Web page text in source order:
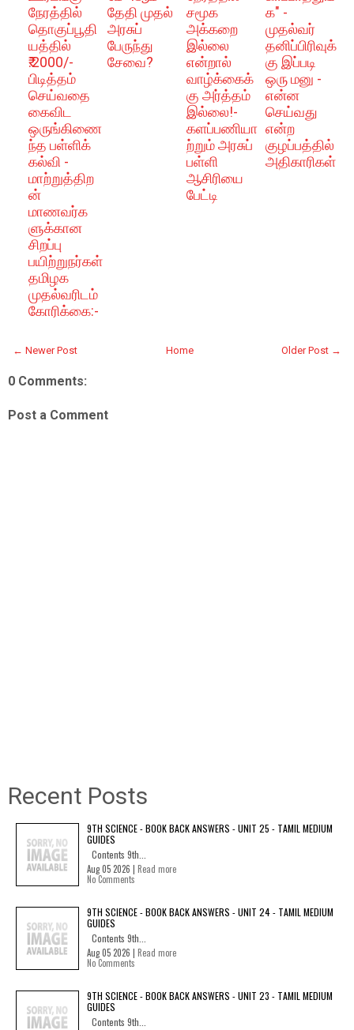
நேரத்தில்
தொகுப்பூதி
யத்தில்
₹.2000/-
பிடித்தம்
செய்வதை
கைவிட
ஒருங்கிணை
ந்த பள்ளிக்
கல்வி -
மாற்றுத்திற
ன்
மாணவர்க
ளுக்கான
சிறப்பு
பயிற்றுநர்கள்
தமிழக
முதல்வரிடம்
கோரிக்கை:-
தேதி முதல்
அரசுப்
பேருந்து
சேவை?
சமூக
அக்கறை
இல்லை
என்றால்
வாழ்க்கைக்
கு அர்த்தம்
இல்லை!-
களப்பணியா
ற்றும் அரசுப்
பள்ளி
ஆசிரியை
பேட்டி
க" -
முதல்வர்
தனிப்பிரிவுக்
கு இப்படி
ஒரு மனு -
என்ன
செய்வது
என்ற
குழப்பத்தில்
அதிகாரிகள்
← Newer Post Older Post →
Home
0 Comments:
Post a Comment
Recent Posts
9TH SCIENCE - BOOK BACK ANSWERS - UNIT 25 - TAMIL MEDIUM
GUIDES
Contents 9th...
Aug 05 2026 | Read more
No Comments
9TH SCIENCE - BOOK BACK ANSWERS - UNIT 24 - TAMIL MEDIUM
GUIDES
Contents 9th...
Aug 05 2026 | Read more
No Comments
9TH SCIENCE - BOOK BACK ANSWERS - UNIT 23 - TAMIL MEDIUM
GUIDES
Contents 9th...